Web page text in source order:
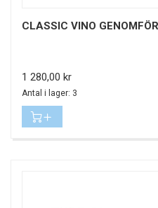
CLASSIC VINO
Pris
1 280,00 kr
Antal i lager: 3